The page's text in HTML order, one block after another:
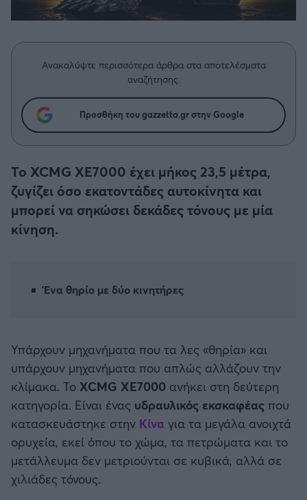
Δημήτρης Τσορμπατζόγλου
Άρης
Βόλος
Ατρόμητος Αθηνών
Ηρακλής
Μπαρτσελόνα
Ρεάλ Μαδρίτης
Ατλέτικο Μαδρίτης
Συνεντεύξεις
Ανακαλύψτε περισσότερα άρθρα στα αποτελέσματα
αναζήτησης.
Προσθήκη του gazzetta.gr στην Google
Το XCMG XE7000 έχει μήκος 23,5 μέτρα,
ζυγίζει όσο εκατοντάδες αυτοκίνητα και
μπορεί να σηκώσει δεκάδες τόνους με μία
κίνηση.
Ένα θηρίο με δύο κινητήρες
Υπάρχουν μηχανήματα που τα λες «θηρία» και
υπάρχουν μηχανήματα που απλώς αλλάζουν την
κλίμακα. Το XCMG XE7000 ανήκει στη δεύτερη
κατηγορία. Είναι ένας υδραυλικός εκσκαφέας που
κατασκευάστηκε στην Κίνα για τα μεγάλα ανοιχτά
ορυχεία, εκεί όπου το χώμα, τα πετρώματα και το
μετάλλευμα δεν μετριούνται σε κυβικά, αλλά σε
χιλιάδες τόνους.